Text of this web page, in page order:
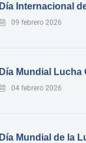
Día Internacional
09 febrero 2026
Día Mundial Lucha
04 febrero 2026
Día Mundial de la